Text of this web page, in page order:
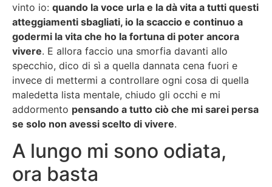
vinto io: quando la voce urla e la dà vita a tutti questi
atteggiamenti sbagliati, io la scaccio e continuo a
godermi la vita che ho la fortuna di poter ancora
vivere. E allora faccio una smorfia davanti allo
specchio, dico di sì a quella dannata cena fuori e
invece di mettermi a controllare ogni cosa di quella
maledetta lista mentale, chiudo gli occhi e mi
addormento pensando a tutto ciò che mi sarei persa
se solo non avessi scelto di vivere.
A lungo mi sono odiata,
ora basta